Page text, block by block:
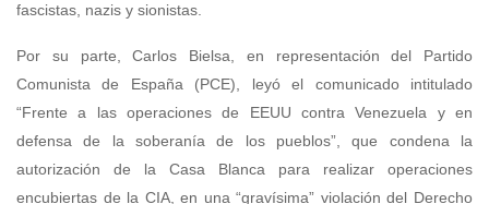
fascistas, nazis y sionistas.
Por su parte, Carlos Bielsa, en representación del Partido
Comunista de España (PCE), leyó el comunicado intitulado
“Frente a las operaciones de EEUU contra Venezuela y en
defensa de la soberanía de los pueblos”, que condena la
autorización de la Casa Blanca para realizar operaciones
encubiertas de la CIA, en una “gravísima” violación del Derecho